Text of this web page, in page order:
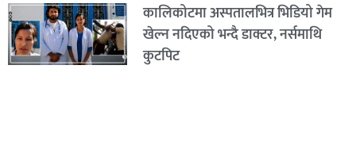
कालिकोटमा अस्पतालभित्र भिडियो गेम
खेल्न नदिएको भन्दै डाक्टर, नर्समाथि
कुटपिट